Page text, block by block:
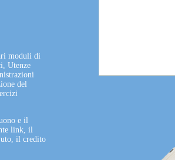
moduli di
Utenze
del
e il
link, il
il credito